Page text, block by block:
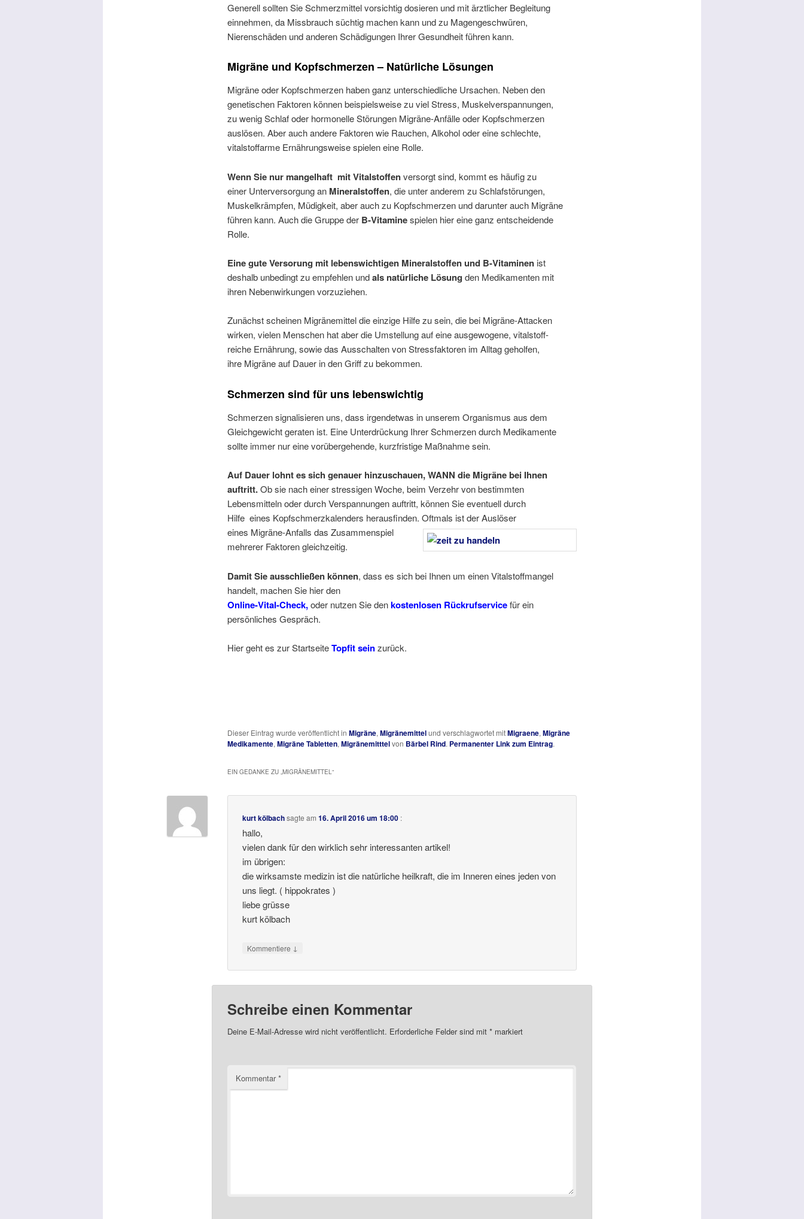
Generell sollten Sie Schmerzmittel vorsichtig dosieren und mit ärztlicher Begleitung
einnehmen, da Missbrauch süchtig machen kann und zu Magengeschwüren,
Nierenschäden und anderen Schädigungen Ihrer Gesundheit führen kann.
Migräne und Kopfschmerzen – Natürliche Lösungen
Migräne oder Kopfschmerzen haben ganz unterschiedliche Ursachen. Neben den
genetischen Faktoren können beispielsweise zu viel Stress, Muskelverspannungen,
zu wenig Schlaf oder hormonelle Störungen Migräne-Anfälle oder Kopfschmerzen
auslösen. Aber auch andere Faktoren wie Rauchen, Alkohol oder eine schlechte,
vitalstoffarme Ernährungsweise spielen eine Rolle.
Wenn Sie nur mangelhaft mit Vitalstoffenversorgt sind, kommt es häufig zu
einer Unterversorgung an Mineralstoffen, die unter anderem zu Schlafstörungen,
Muskelkrämpfen, Müdigkeit, aber auch zu Kopfschmerzen und darunter auch Migräne
führen kann. Auch die Gruppe der B-Vitaminespielen hier eine ganz entscheidende
Rolle.
Eine gute Versorung mit lebenswichtigen Mineralstoffen und B-Vitaminenist
deshalb unbedingt zu empfehlen undals natürliche Lösung den Medikamenten mit
ihren Nebenwirkungen vorzuziehen.
Zunächst scheinen Migränemittel die einzige Hilfe zu sein, die bei Migräne-Attacken
wirken, vielen Menschen hat aber die Umstellung auf eine ausgewogene, vitalstoff-
reiche Ernährung, sowie das Ausschalten von Stressfaktoren im Alltag geholfen,
ihre Migräne auf Dauer in den Griff zu bekommen.
Schmerzen sind für uns lebenswichtig
Schmerzen signalisieren uns, dass irgendetwas in unserem Organismus aus dem
Gleichgewicht geraten ist. Eine Unterdrückung Ihrer Schmerzen durch Medikamente
sollte immer nur eine vorübergehende, kurzfristige Maßnahme sein.
Auf Dauer lohnt es sich genauer hinzuschauen, WANN die Migräne bei Ihnen
auftritt.Ob sie nach einer stressigen Woche, beim Verzehr von bestimmten
Lebensmitteln oder durch Verspannungen auftritt, können Sie eventuell durch
Hilfe eines Kopfschmerzkalenders herausfinden. Oftmals ist der Auslöser
eines Migräne-Anfalls das Zusammenspiel
mehrerer Faktoren gleichzeitig.
Damit Sie ausschließen können, dass es sich bei Ihnen um einen Vitalstoffmangel
handelt, machen Sie hier den
Online-Vital-Check,oder nutzen Sie denkostenlosen Rückrufservicefür ein
persönliches Gespräch.
Hier geht es zur StartseiteTopfit seinzurück.
Dieser Eintrag wurde veröffentlicht in Migräne, Migränemittelund verschlagwortet mitMigraene, Migräne
Medikamente, Migräne Tabletten, Migränemitttelvon Bärbel Rind. Permanenter Link zum Eintrag.
EIN GEDANKE ZU „ MIGRÄNEMITTEL “
kurt kölbachsagte am16. April 2016 um 18:00 :
hallo,
vielen dank für den wirklich sehr interessanten artikel!
im übrigen:
die wirksamste medizin ist die natürliche heilkraft, die im Inneren eines jeden von
uns liegt. ( hippokrates )
liebe grüsse
kurt kölbach
Kommentiere ↓
Schreibe einen Kommentar
Deine E-Mail-Adresse wird nicht veröffentlicht. Erforderliche Felder sind mit *markiert
Kommentar*